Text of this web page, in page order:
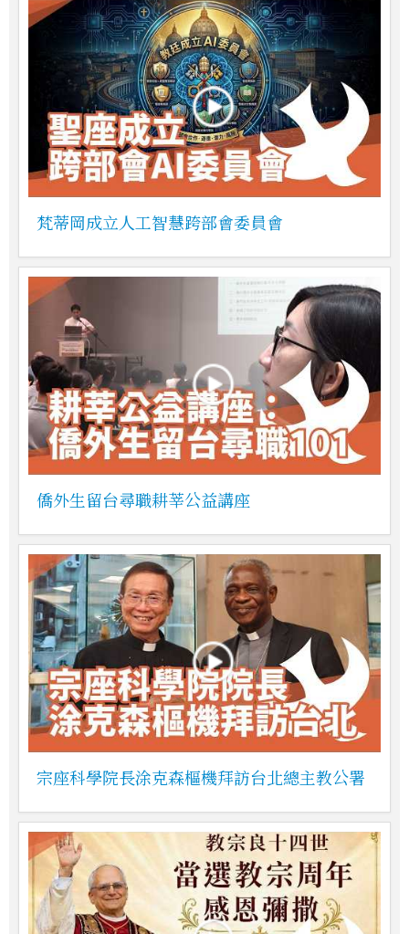
梵蒂岡成立人工智慧跨部會委員會
僑外生留台尋職耕莘公益講座
宗座科學院長涂克森樞機拜訪台北總主教公署